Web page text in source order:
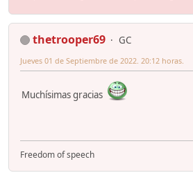
thetrooper69
GC
Jueves 01 de Septiembre de 2022. 20:12 horas.
Muchísimas gracias
Freedom of speech